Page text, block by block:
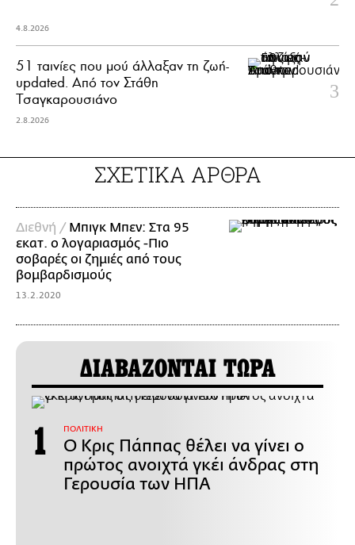
4.8.2026
51 ταινίες που μού άλλαξαν τη ζωή-
updated. Aπό τον Στάθη
Τσαγκαρουσιάνο
2.8.2026
ΣΧΕΤΙΚΑ ΑΡΘΡΑ
Διεθνή / Μπιγκ Μπεν: Στα 95
εκατ. ο λογαριασμός -Πιο
σοβαρές οι ζημιές από τους
βομβαρδισμούς
13.2.2020
ΔΙΑΒΑΖΟΝΤΑΙ ΤΩΡΑ
ΠΟΛΙΤΙΚΗ
Ο Κρις Πάππας θέλει να γίνει ο
πρώτος ανοιχτά γκέι άνδρας στη
Γερουσία των ΗΠΑ